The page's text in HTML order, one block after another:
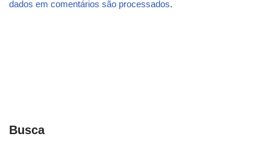
dados em comentários são processados.
Busca